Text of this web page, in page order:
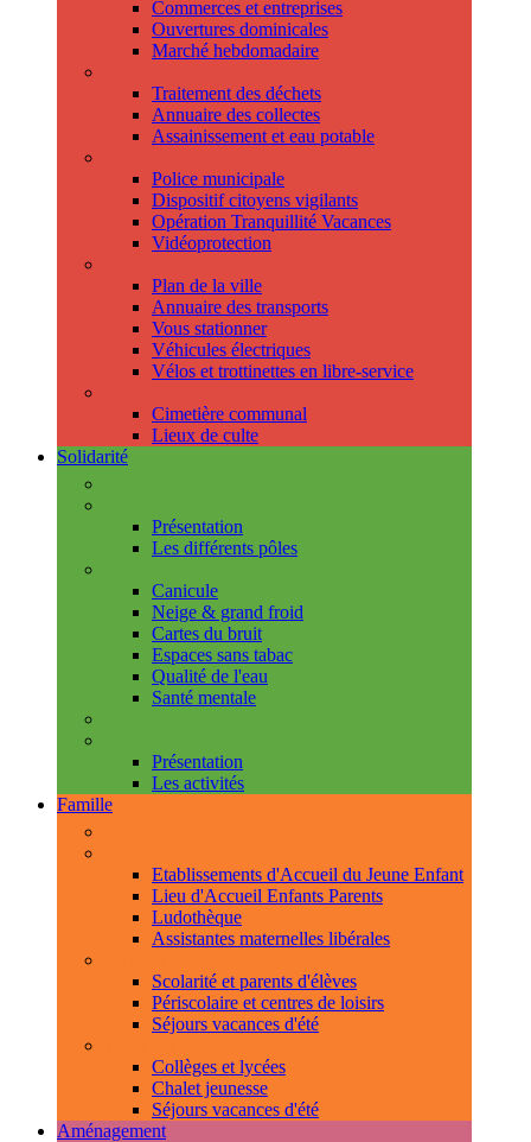
Commerces et entreprises
Ouvertures dominicales
Marché hebdomadaire
Traitement des déchets
Annuaire des collectes
Assainissement et eau potable
Police municipale
Dispositif citoyens vigilants
Opération Tranquillité Vacances
Vidéoprotection
Plan de la ville
Annuaire des transports
Vous stationner
Véhicules électriques
Vélos et trottinettes en libre-service
Cimetière communal
Lieux de culte
Solidarité
Présentation
Les différents pôles
Canicule
Neige & grand froid
Cartes du bruit
Espaces sans tabac
Qualité de l'eau
Santé mentale
Présentation
Les activités
Famille
Etablissements d'Accueil du Jeune Enfant
Lieu d'Accueil Enfants Parents
Ludothèque
Assistantes maternelles libérales
Scolarité et parents d'élèves
Périscolaire et centres de loisirs
Séjours vacances d'été
Collèges et lycées
Chalet jeunesse
Séjours vacances d'été
Aménagement